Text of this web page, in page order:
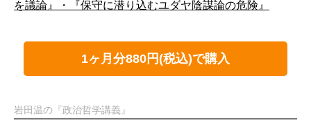
を議論』・『保守に潜り込むユダヤ陰謀論の危険』
1ヶ月分880円(税込)で購入
岩田温の『政治哲学講義』